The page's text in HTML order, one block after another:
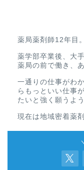
薬局薬剤師12年目。
薬学部卒業後、大
薬局の前で働き、
一通りの仕事がわ
らもっといい仕事
たいと強く願うよ
現在は地域密着薬